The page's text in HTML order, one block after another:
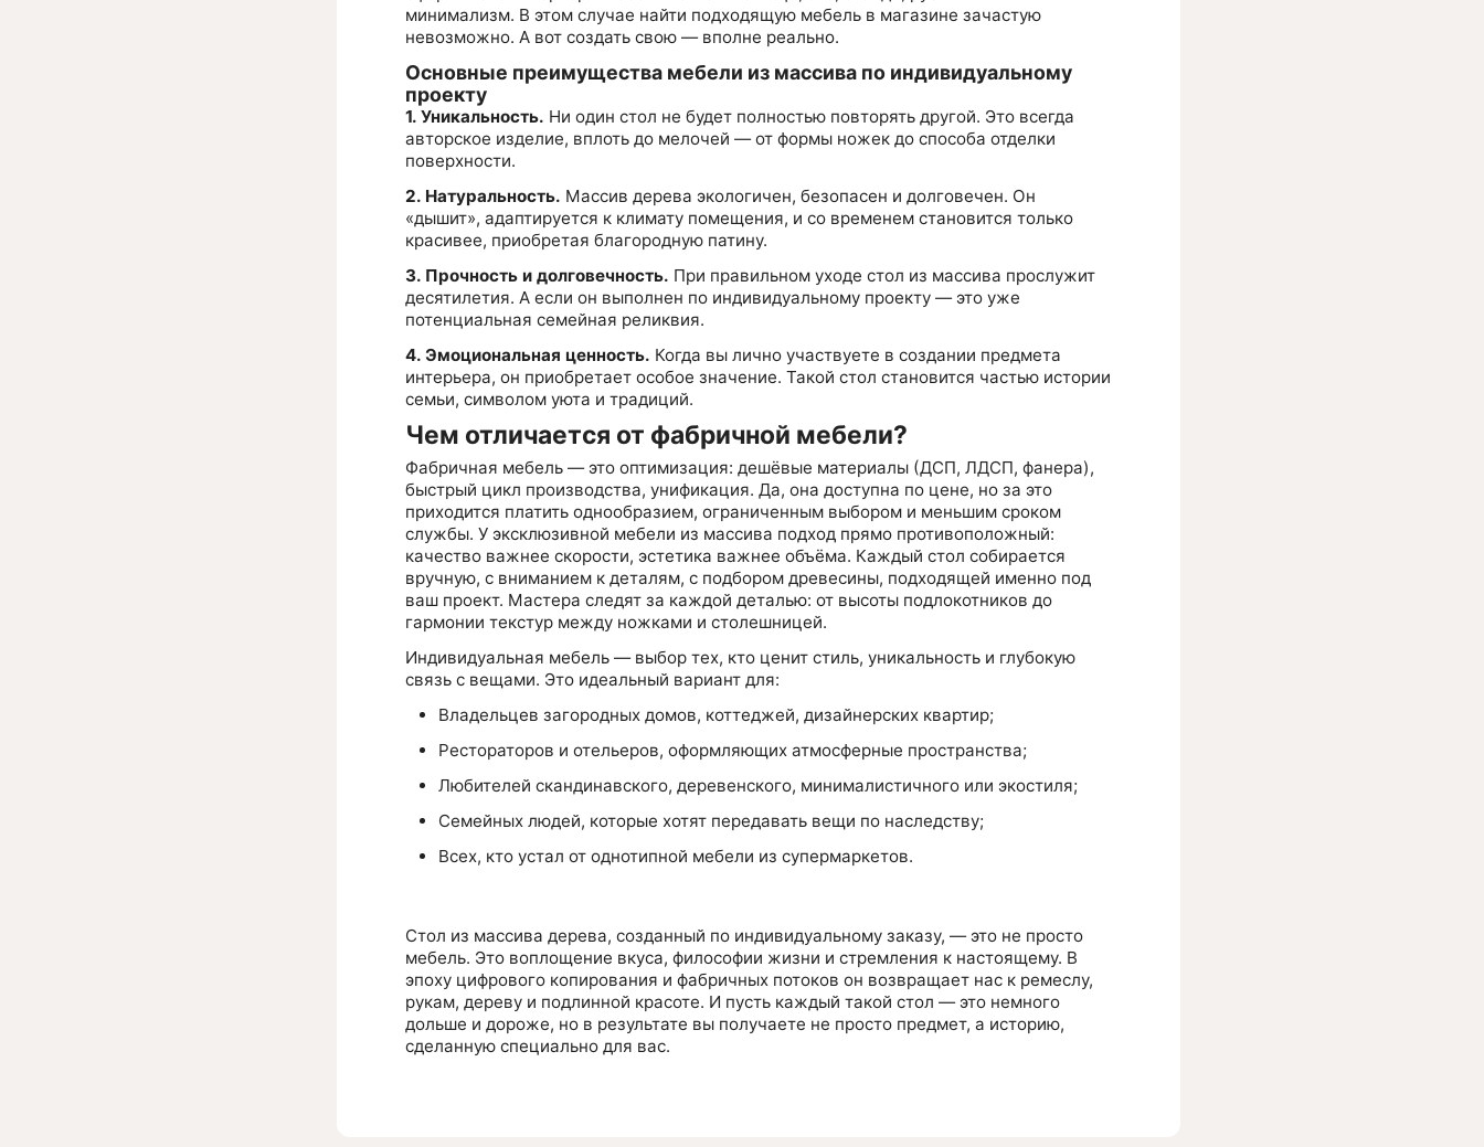
минимализм. В этом случае найти подходящую мебель в магазине зачастую
невозможно. А вот создать свою — вполне реально.
Основные преимущества мебели из массива по индивидуальному
проекту
1. Уникальность. Ни один стол не будет полностью повторять другой. Это всегда
авторское изделие, вплоть до мелочей — от формы ножек до способа отделки
поверхности.
2. Натуральность. Массив дерева экологичен, безопасен и долговечен. Он
«дышит», адаптируется к климату помещения, и со временем становится только
красивее, приобретая благородную патину.
3. Прочность и долговечность. При правильном уходе стол из массива прослужит
десятилетия. А если он выполнен по индивидуальному проекту — это уже
потенциальная семейная реликвия.
4. Эмоциональная ценность. Когда вы лично участвуете в создании предмета
интерьера, он приобретает особое значение. Такой стол становится частью истории
семьи, символом уюта и традиций.
Чем отличается от фабричной мебели?
Фабричная мебель — это оптимизация: дешёвые материалы (ДСП, ЛДСП, фанера),
быстрый цикл производства, унификация. Да, она доступна по цене, но за это
приходится платить однообразием, ограниченным выбором и меньшим сроком
службы. У эксклюзивной мебели из массива подход прямо противоположный:
качество важнее скорости, эстетика важнее объёма. Каждый стол собирается
вручную, с вниманием к деталям, с подбором древесины, подходящей именно под
ваш проект. Мастера следят за каждой деталью: от высоты подлокотников до
гармонии текстур между ножками и столешницей.
Индивидуальная мебель — выбор тех, кто ценит стиль, уникальность и глубокую
связь с вещами. Это идеальный вариант для:
Владельцев загородных домов, коттеджей, дизайнерских квартир;
Рестораторов и отельеров, оформляющих атмосферные пространства;
Любителей скандинавского, деревенского, минималистичного или экостиля;
Семейных людей, которые хотят передавать вещи по наследству;
Всех, кто устал от однотипной мебели из супермаркетов.
Стол из массива дерева, созданный по индивидуальному заказу, — это не просто
мебель. Это воплощение вкуса, философии жизни и стремления к настоящему. В
эпоху цифрового копирования и фабричных потоков он возвращает нас к ремеслу,
рукам, дереву и подлинной красоте. И пусть каждый такой стол — это немного
дольше и дороже, но в результате вы получаете не просто предмет, а историю,
сделанную специально для вас.